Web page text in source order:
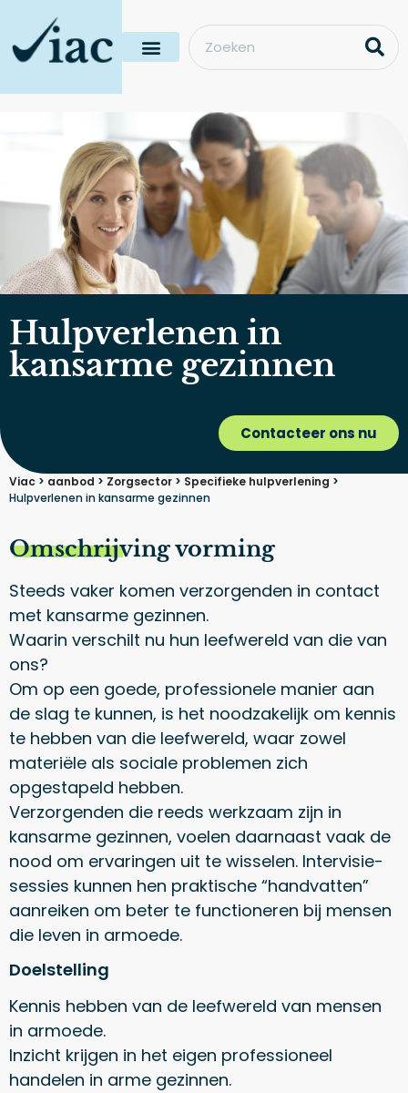
Hulpverlenen in
kansarme gezinnen
Contacteer ons nu
Viac > aanbod > Zorgsector > Specifieke hulpverlening >
Hulpverlenen in kansarme gezinnen
Omschrijving vorming
Steeds vaker komen verzorgenden in contact
met kansarme gezinnen.
Waarin verschilt nu hun leefwereld van die van
ons?
Om op een goede, professionele manier aan
de slag te kunnen, is het noodzakelijk om kennis
te hebben van die leefwereld, waar zowel
materiële als sociale problemen zich
opgestapeld hebben.
Verzorgenden die reeds werkzaam zijn in
kansarme gezinnen, voelen daarnaast vaak de
nood om ervaringen uit te wisselen. Intervisie-
sessies kunnen hen praktische “handvatten”
aanreiken om beter te functioneren bij mensen
die leven in armoede.
Doelstelling
Kennis hebben van de leefwereld van mensen
in armoede.
Inzicht krijgen in het eigen professioneel
handelen in arme gezinnen.